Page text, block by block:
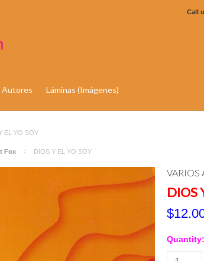
Call
Autores Láminas (Imágenes)
EL YO SOY
Fox DIOS Y EL YO SOY
VARIOS
DIOS
Quantity: